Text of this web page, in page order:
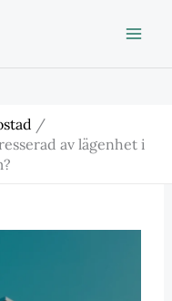
av lägenhet i